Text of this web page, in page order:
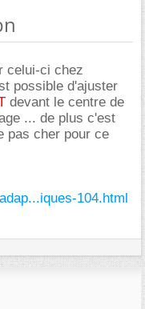
celui-ci chez
possible d'ajuster
devant le centre de
... de plus c'est
pas cher pour ce
104.html